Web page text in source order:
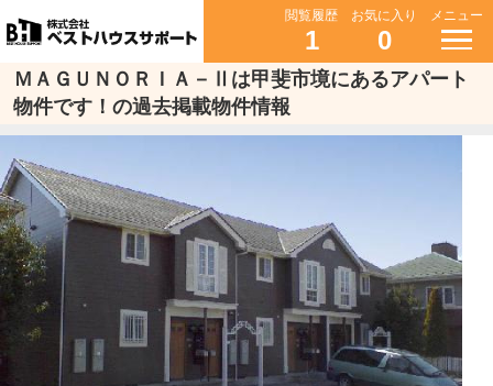
閲覧履歴
1
お気に入り
0
メニュー
ＭＡＧＵＮＯＲＩＡ－Ⅱは甲斐市境にあるアパート
物件です！の過去掲載物件情報